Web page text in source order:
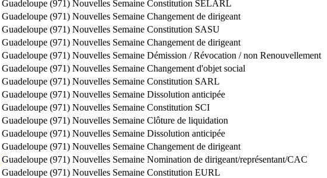
Guadeloupe (971) Nouvelles Semaine Constitution SELARL
Guadeloupe (971) Nouvelles Semaine Changement de dirigeant
Guadeloupe (971) Nouvelles Semaine Constitution SASU
Guadeloupe (971) Nouvelles Semaine Changement de dirigeant
Guadeloupe (971) Nouvelles Semaine Démission / Révocation / non Renouvellement
Guadeloupe (971) Nouvelles Semaine Changement d'objet social
Guadeloupe (971) Nouvelles Semaine Constitution SARL
Guadeloupe (971) Nouvelles Semaine Dissolution anticipée
Guadeloupe (971) Nouvelles Semaine Constitution SCI
Guadeloupe (971) Nouvelles Semaine Clôture de liquidation
Guadeloupe (971) Nouvelles Semaine Dissolution anticipée
Guadeloupe (971) Nouvelles Semaine Changement de dirigeant
Guadeloupe (971) Nouvelles Semaine Nomination de dirigeant/représentant/CAC
Guadeloupe (971) Nouvelles Semaine Constitution EURL